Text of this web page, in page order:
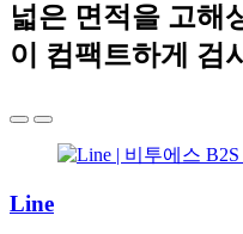
넓은 면적을 고해
이 컴팩트하게 검
Line